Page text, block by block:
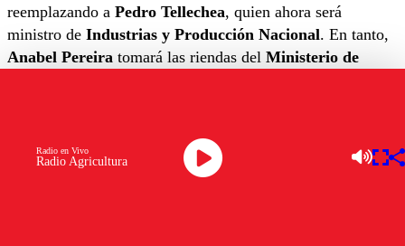
reemplazando a Pedro Tellechea, quien ahora será
ministro de Industrias y Producción Nacional. En tanto,
Anabel Pereira tomará las riendas del Ministerio de
ocho años.
Radio Agricultura
Radio en Vivo